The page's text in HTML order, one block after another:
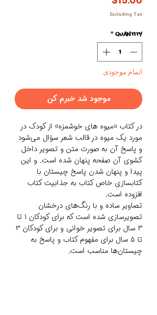
Excluding Tax
Quantity
*
اتمام موجودی
موجود شد خبرم کن
در کتاب «میوه های خوشمزه» از کودک در
مورد یک میوه در قالب شعر سؤال می‌شود
و پاسخ آن به صورت متن و تصویر داخل
کشوی آن صفحه پنهان شده است. و این
پیدا و پنهان شدن پاسخ چیستان با
کتابسازی خاص کتاب به جذابیت کتاب
افزوده است.
تصاویر ساده و با رنگ‌های درخشان
تصویرسازی شده است که برای کودکان ۱ تا
۳ سال برای تصویر خوانی و برای کودکان ۳
تا ۵ سال برای مفهوم کتاب و پاسخ به
چیستان‌ها مناسب است.